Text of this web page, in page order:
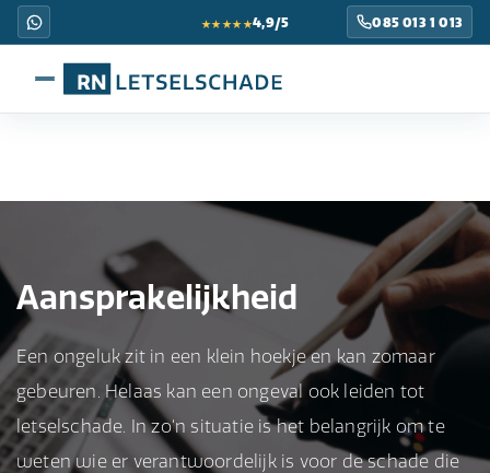
★★★★★4,9/5 085 013 1 013
Aansprakelijkheid
Een ongeluk zit in een klein hoekje en kan zomaar
gebeuren. Helaas kan een ongeval ook leiden tot
letselschade. In zo'n situatie is het belangrijk om te
weten wie er verantwoordelijk is voor de schade die